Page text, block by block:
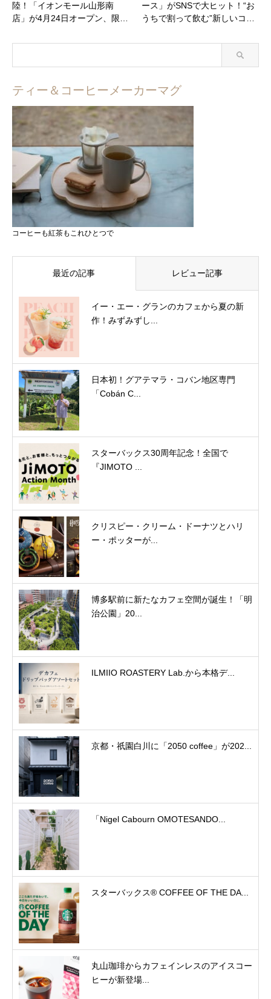
陸！「イオンモール山形南
店」が4月24日オープン、限…
ース」がSNSで大ヒット！“お
うちで割って飲む”新しいコ…
ティー＆コーヒーメーカーマグ
コーヒーも紅茶もこれひとつで
最近の記事 レビュー記事
イー・エー・グランのカフェから夏の新
作！みずみずし...
日本初！グアテマラ・コバン地区専門
「Cobán C...
スターバックス30周年記念！全国で
『JIMOTO ...
クリスピー・クリーム・ドーナツとハリ
ー・ポッターが...
博多駅前に新たなカフェ空間が誕生！「明
治公園」20...
ILMIIO ROASTERY Lab.から本格デ...
京都・祇園白川に「2050 coffee」が202...
「Nigel Cabourn OMOTESANDO...
スターバックス® COFFEE OF THE DA...
丸山珈琲からカフェインレスのアイスコー
ヒーが新登場...